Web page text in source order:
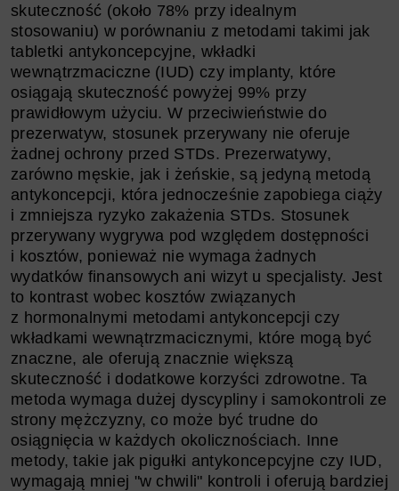
skuteczność (około 78% przy idealnym
stosowaniu) w porównaniu z metodami takimi jak
tabletki antykoncepcyjne, wkładki
wewnątrzmaciczne (IUD) czy implanty, które
osiągają skuteczność powyżej 99% przy
prawidłowym użyciu. W przeciwieństwie do
prezerwatyw, stosunek przerywany nie oferuje
żadnej ochrony przed STDs. Prezerwatywy,
zarówno męskie, jak i żeńskie, są jedyną metodą
antykoncepcji, która jednocześnie zapobiega ciąży
i zmniejsza ryzyko zakażenia STDs. Stosunek
przerywany wygrywa pod względem dostępności
i kosztów, ponieważ nie wymaga żadnych
wydatków finansowych ani wizyt u specjalisty. Jest
to kontrast wobec kosztów związanych
z hormonalnymi metodami antykoncepcji czy
wkładkami wewnątrzmacicznymi, które mogą być
znaczne, ale oferują znacznie większą
skuteczność i dodatkowe korzyści zdrowotne. Ta
metoda wymaga dużej dyscypliny i samokontroli ze
strony mężczyzny, co może być trudne do
osiągnięcia w każdych okolicznościach. Inne
metody, takie jak pigułki antykoncepcyjne czy IUD,
wymagają mniej "w chwili" kontroli i oferują bardziej